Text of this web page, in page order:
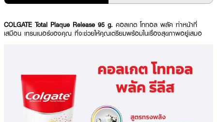
COLGATE Total Plaque Release 95 g. คอลเกต โททอล พลัค ทำหน้าที่
เสมือน เทรนเนอร์ของคุณ ที่จะช่วยให้คุณเตรียมพร้อมในเรื่องสุขภาพอยู่เสมอ